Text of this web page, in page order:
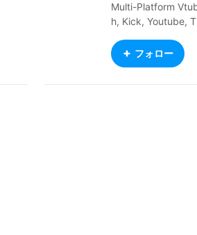
Multi-Platform
h, Kick, Youtube,
フォロー